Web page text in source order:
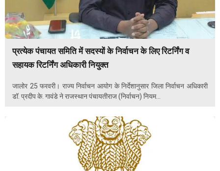
प्रत्येक पंचायत समिति में सदस्यों के निर्वाचन के लिए रिटर्निंग व
सहायक रिटर्निंग अधिकारी नियुक्त
जालोर 25 फरवरी। राज्य निर्वाचन आयोग के निर्देशानुसार जिला निर्वाचन अधिकारी
डॉ. प्रदीप के. गावंडे ने राजस्थान पंचायतीराज (निर्वाचन) नियम...